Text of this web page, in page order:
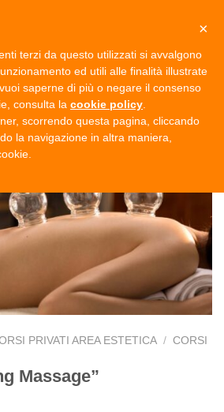
0
PRIVATI AREA ESTETICA / CORSI
Massage”
×
terzi da questo utilizzati si avvalgono
ed utili alle finalità illustrate
saperne di più o negare il consenso
consulta la cookie policy
scorrendo questa pagina, cliccando
la navigazione in altra maniera,